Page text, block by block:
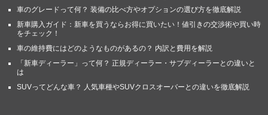
車のグレードって何？ 装備の比べ方やオプションの選び方を徹底解説
新車購入ガイド：新車を買うならお得に買いたい！値引きの交渉術や買い時
をチェック！
車の維持費にはどのようなものがあるの？ 内訳と費用を解説
「新車ディーラー」って何？ 正規ディーラー・サブディーラーとの違いと
は
SUVってどんな車？ 人気車種やSUVクロスオーバーとの違いを徹底解説